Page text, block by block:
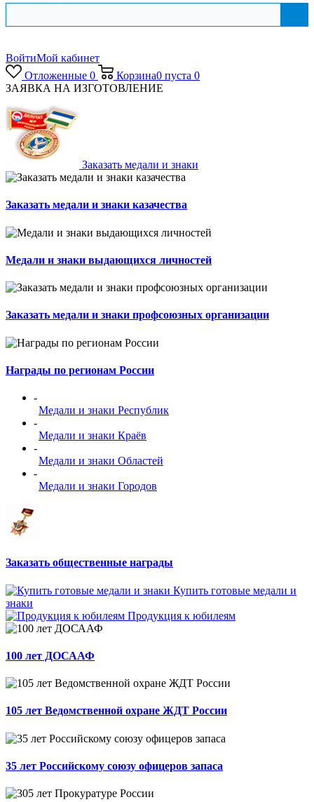
ВойтиМой кабинет
Отложенные 0 Корзина0 пуста 0
ЗАЯВКА НА ИЗГОТОВЛЕНИЕ
Заказать медали и знаки
Заказать медали и знаки казачества
Медали и знаки выдающихся личностей
Заказать медали и знаки профсоюзных организации
Награды по регионам России
-
Медали и знаки Республик
-
Медали и знаки Краёв
-
Медали и знаки Областей
-
Медали и знаки Городов
Заказать общественные награды
Купить готовые медали и
знаки
Продукция к юбилеям
100 лет ДОСААФ
105 лет Ведомственной охране ЖДТ России
35 лет Российскому союзу офицеров запаса